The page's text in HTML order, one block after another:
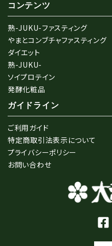
コンテンツ
熟-JUKU-ファスティング
やまとコンブチャファスティング
ダイエット
熟-JUKU-
ソイプロテイン
発酵化粧品
ガイドライン
ご利用ガイド
特定商取引法表示について
プライバシーポリシー
お問い合わせ